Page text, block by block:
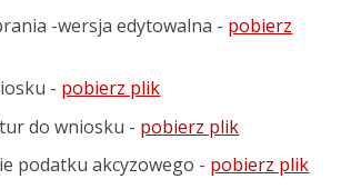
-wersja edytowalna - pobierz
- pobierz plik
do wniosku - pobierz plik
podatku akcyzowego - pobierz plik